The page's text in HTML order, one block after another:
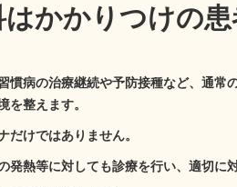
はかかりつけの
慣病の治療継続や予防接種など、通
を整えます。
だけではありません。
発熱等に対しても診療を行い、適切に